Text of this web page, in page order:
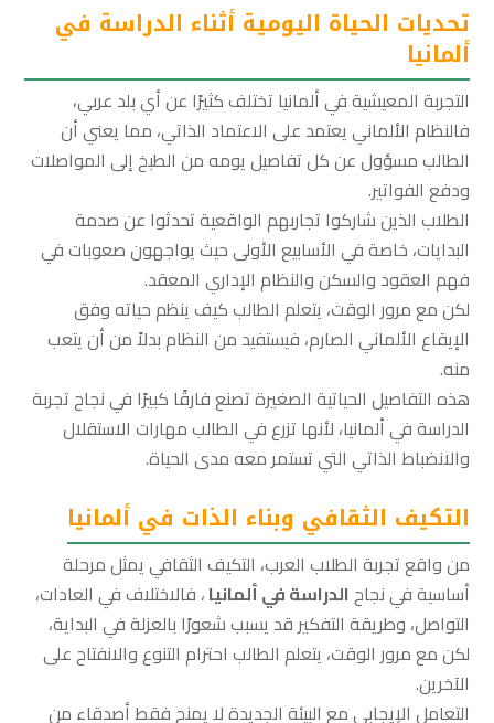
تحديات الحياة اليومية أثناء الدراسة في
ألمانيا
التجربة المعيشية في ألمانيا تختلف كثيرًا عن أي بلد عربي،
فالنظام الألماني يعتمد على الاعتماد الذاتي، مما يعني أن
الطالب مسؤول عن كل تفاصيل يومه من الطبخ إلى المواصلات
ودفع الفواتير.
الطلاب الذين شاركوا تجاربهم الواقعية تحدثوا عن صدمة
البدايات، خاصة في الأسابيع الأولى حيث يواجهون صعوبات في
فهم العقود والسكن والنظام الإداري المعقد.
لكن مع مرور الوقت، يتعلم الطالب كيف ينظم حياته وفق
الإيقاع الألماني الصارم، فيستفيد من النظام بدلاً من أن يتعب
منه.
هذه التفاصيل الحياتية الصغيرة تصنع فارقًا كبيرًا في نجاح تجربة
الدراسة في ألمانيا، لأنها تزرع في الطالب مهارات الاستقلال
والانضباط الذاتي التي تستمر معه مدى الحياة.
التكيف الثقافي وبناء الذات في ألمانيا
من واقع تجربة الطلاب العرب، التكيف الثقافي يمثل مرحلة
أساسية في نجاح الدراسة في ألمانيا، فالاختلاف في العادات،
التواصل، وطريقة التفكير قد يسبب شعورًا بالعزلة في البداية،
لكن مع مرور الوقت، يتعلم الطالب احترام التنوع والانفتاح على
الآخرين.
التعامل الإيجابي مع البيئة الجديدة لا يمنح فقط أصدقاء من